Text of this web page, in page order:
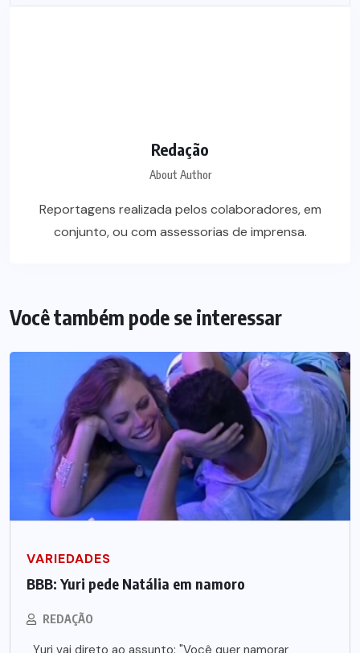
Redação
About Author
Reportagens realizada pelos colaboradores, em
conjunto, ou com assessorias de imprensa.
Você também pode se interessar
VARIEDADES
BBB: Yuri pede Natália em namoro
REDAÇÃO
Yuri vai direto ao assunto: "Você quer namorar